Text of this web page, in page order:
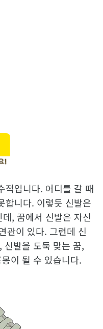
적입니다. 어디를 갈 때
합니다. 이렇듯 신발은
, 꿈에서 신발은 자신
관이 있다. 그런데 신
신발을 도둑 맞는 꿈,
이 될 수 있습니다.